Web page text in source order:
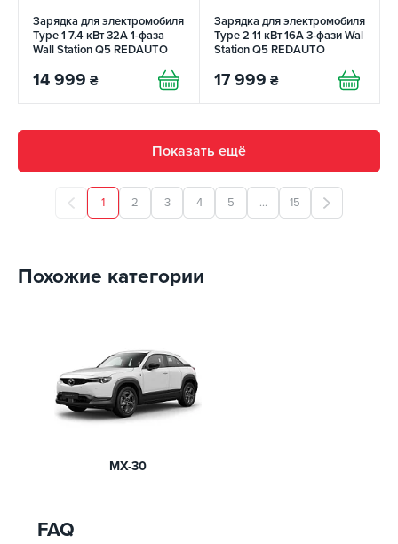
Зарядка для электромобиля
Type 1 7.4 кВт 32А 1-фаза
Wall Station Q5 REDAUTO
14 999 ₴
Зарядка для электромобиля
Type 2 11 кВт 16A 3-фази Wal
Station Q5 REDAUTO
17 999 ₴
Показать ещё
1 2 3 4 5 ... 15
Похожие категории
MX-30
FAQ